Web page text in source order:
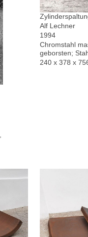
Alf Lechner
1994
Chromstahl
geborsten;
240 x 378 x